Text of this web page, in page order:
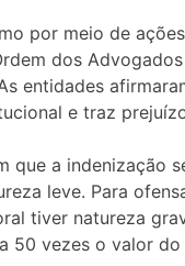
por meio de
dos
entidades
e traz
que a
leve. Para
tiver natureza
50 vezes o valor